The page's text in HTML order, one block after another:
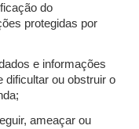
do
protegidas por
e informações
dificultar ou obstruir o
ameaçar ou